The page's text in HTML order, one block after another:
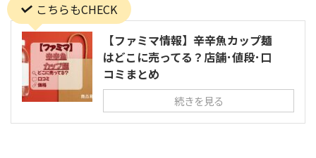
こちらもCHECK
【ファミマ情報】辛辛魚カップ麺
はどこに売ってる？店舗･値段･口
コミまとめ
続きを見る